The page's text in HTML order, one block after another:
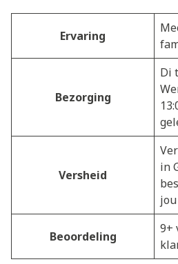
Ervaring
Bezorging
Di
Versheid
in
Beoordeling
9+